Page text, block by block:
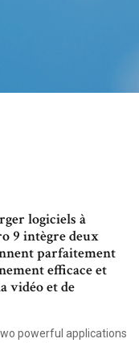
logiciels à
9 intègre deux
parfaitement
efficace et
vidéo et de
powerful applications